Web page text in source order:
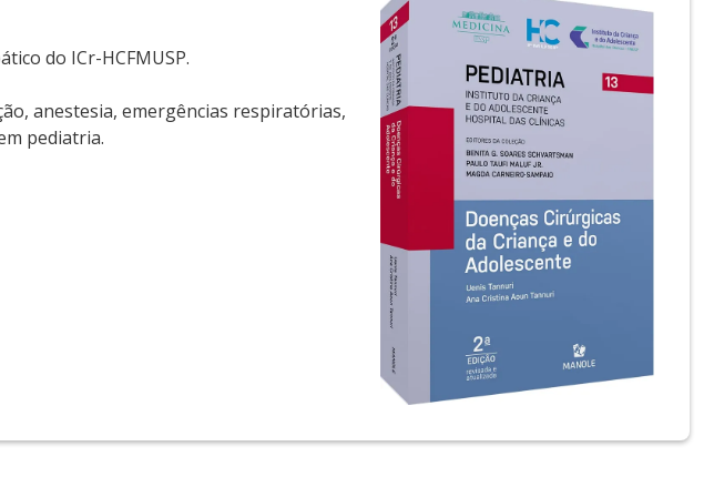
do ICr-HCFMUSP.
anestesia, emergências respiratórias,
pediatria.